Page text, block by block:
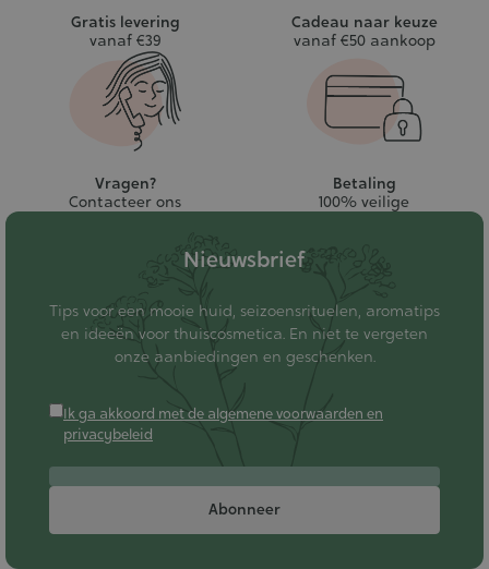
Gratis levering
vanaf €39
Cadeau naar keuze
vanaf €50 aankoop
Vragen?
Contacteer ons
Betaling
100% veilige
Nieuwsbrief
Tips voor een mooie huid, seizoensrituelen, aromatips
en ideeën voor thuiscosmetica. En niet te vergeten
onze aanbiedingen en geschenken.
Ik ga akkoord met de algemene voorwaarden en
privacybeleid
Abonneer